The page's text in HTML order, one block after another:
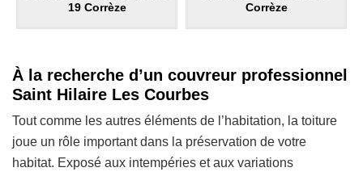
19 Corrèze
Corrèze
À la recherche d’un couvreur professionnel
Saint Hilaire Les Courbes
Tout comme les autres éléments de l’habitation, la toiture
joue un rôle important dans la préservation de votre
habitat. Exposé aux intempéries et aux variations